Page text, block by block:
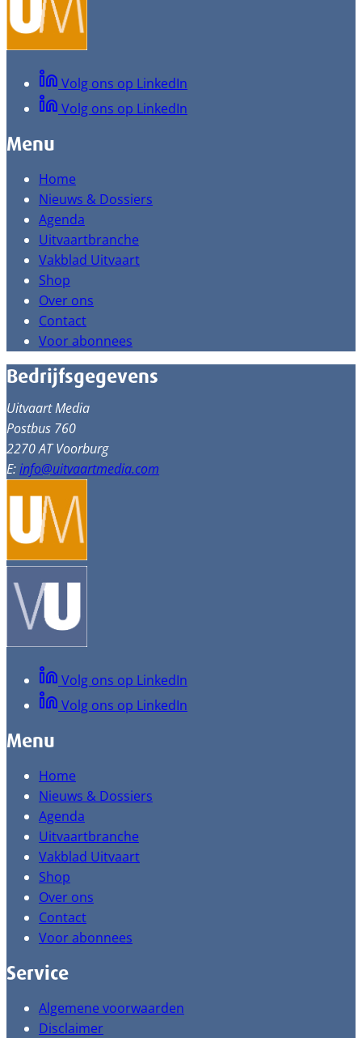
Volg ons op LinkedIn
Volg ons op LinkedIn
Menu
Home
Nieuws & Dossiers
Agenda
Uitvaartbranche
Vakblad Uitvaart
Shop
Over ons
Contact
Voor abonnees
Bedrijfsgegevens
Uitvaart Media
Postbus 760
2270 AT Voorburg
E:info@uitvaartmedia.com
Volg ons op LinkedIn
Volg ons op LinkedIn
Menu
Home
Nieuws & Dossiers
Agenda
Uitvaartbranche
Vakblad Uitvaart
Shop
Over ons
Contact
Voor abonnees
Service
Algemene voorwaarden
Disclaimer